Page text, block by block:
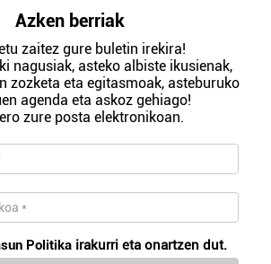
Azken berriak
zaitez gure buletin irekira!
nagusiak, asteko albiste ikusienak,
zozketa eta egitasmoak, asteburuko
agenda eta askoz gehiago!
zure posta elektronikoan.
Politika irakurri eta onartzen dut.